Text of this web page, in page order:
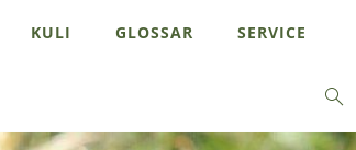
KULI GLOSSAR SERVICE